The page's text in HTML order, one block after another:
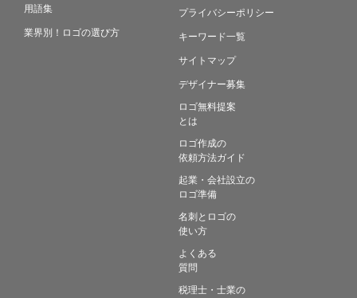
用語集
業界別！ロゴの選び方
プライバシーポリシー
キーワード一覧
サイトマップ
デザイナー募集
ロゴ無料提案
とは
ロゴ作成の
依頼方法ガイド
起業・会社設立の
ロゴ準備
名刺とロゴの
使い方
よくある
質問
税理士・士業の